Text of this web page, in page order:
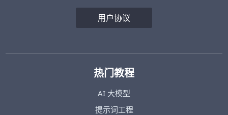
用户协议
热门教程
AI 大模型
提示词工程